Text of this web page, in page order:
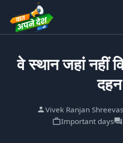
वे स्थान जहां नहीं
दहन
Vivek Ranjan
Important days